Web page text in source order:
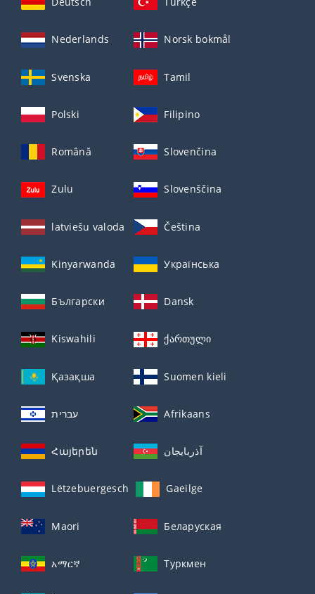
Nederlands Norsk bokmål
Svenska Tamil
Polski Filipino
Română Slovenčina
Zulu Slovenščina
latviešu valoda Čeština
Kinyarwanda Українська
Български Dansk
Kiswahili ქართული
Қазақша Suomen kieli
עברית Afrikaans
Հայերեն آذربايجان
Lëtzebuergesch Gaeilge
Maori Беларуская
አማርኛ Туркмен